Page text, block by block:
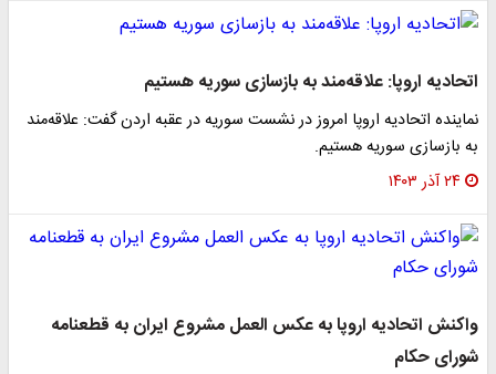
اتحادیه اروپا: علاقه‌مند به بازسازی سوریه هستیم
نماینده اتحادیه اروپا امروز در نشست سوریه در عقبه اردن گفت: علاقه‌مند
به بازسازی سوریه هستیم.
۲۴ آذر ۱۴۰۳
واکنش اتحادیه اروپا به عکس العمل مشروع ایران به قطعنامه
شورای حکام